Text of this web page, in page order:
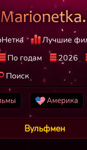
Лучшие
По годам 2026
Поиск
Америка
Вульфмен